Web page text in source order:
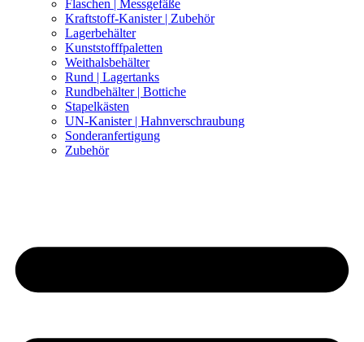
Flaschen | Messgefäße
Kraftstoff-Kanister | Zubehör
Lagerbehälter
Kunststofffpaletten
Weithalsbehälter
Rund | Lagertanks
Rundbehälter | Bottiche
Stapelkästen
UN-Kanister | Hahnverschraubung
Sonderanfertigung
Zubehör